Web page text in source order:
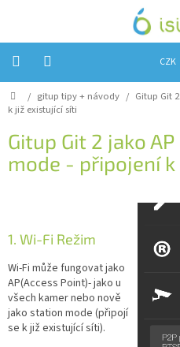
CZK
Úvod
Obchodní
podmínky
testy
Kontakty
Napište
nám
Domů
/ gitup tipy + návody / Gitup Git
k již existující síti
Gitup Git 2 jako
mode - připojení
1. Wi-Fi Režim
Wi-Fi může fungovat jako
AP(Access Point)- jako u
všech kamer nebo nově
jako station mode (připojí
se k již existující síti).